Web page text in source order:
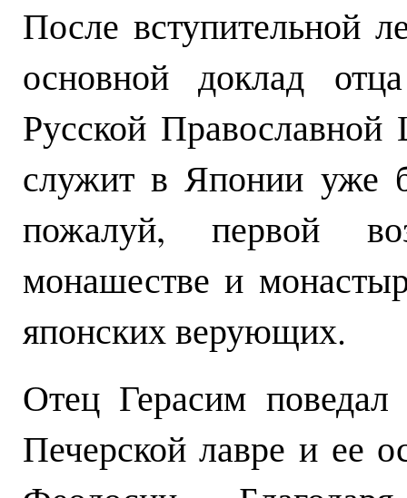
После вступительной
основной доклад
Русской
служит в Японии уже
пожалуй, первой
монашестве и
японских верующих.
Отец Герасим
Печерской лавре и ее